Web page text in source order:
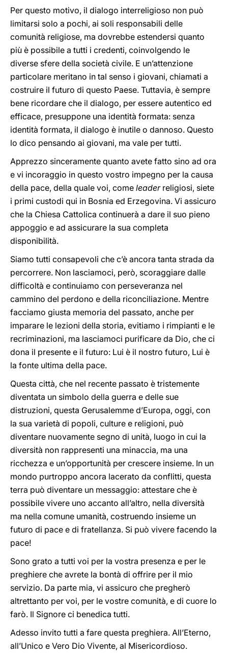
Per questo motivo, il dialogo interreligioso non può
limitarsi solo a pochi, ai soli responsabili delle
comunità religiose, ma dovrebbe estendersi quanto
più è possibile a tutti i credenti, coinvolgendo le
diverse sfere della società civile. E un’attenzione
particolare meritano in tal senso i giovani, chiamati a
costruire il futuro di questo Paese. Tuttavia, è sempre
bene ricordare che il dialogo, per essere autentico ed
efficace, presuppone una identità formata: senza
identità formata, il dialogo è inutile o dannoso. Questo
lo dico pensando ai giovani, ma vale per tutti.
Apprezzo sinceramente quanto avete fatto sino ad ora
e vi incoraggio in questo vostro impegno per la causa
della pace, della quale voi, come leaderreligiosi, siete
i primi custodi qui in Bosnia ed Erzegovina. Vi assicuro
che la Chiesa Cattolica continuerà a dare il suo pieno
appoggio e ad assicurare la sua completa
disponibilità.
Siamo tutti consapevoli che c’è ancora tanta strada da
percorrere. Non lasciamoci, però, scoraggiare dalle
difficoltà e continuiamo con perseveranza nel
cammino del perdono e della riconciliazione. Mentre
facciamo giusta memoria del passato, anche per
imparare le lezioni della storia, evitiamo i rimpianti e le
recriminazioni, ma lasciamoci purificare da Dio, che ci
dona il presente e il futuro: Lui è il nostro futuro, Lui è
la fonte ultima della pace.
Questa città, che nel recente passato è tristemente
diventata un simbolo della guerra e delle sue
distruzioni, questa Gerusalemme d’Europa, oggi, con
la sua varietà di popoli, culture e religioni, può
diventare nuovamente segno di unità, luogo in cui la
diversità non rappresenti una minaccia, ma una
ricchezza e un’opportunità per crescere insieme. In un
mondo purtroppo ancora lacerato da conflitti, questa
terra può diventare un messaggio: attestare che è
possibile vivere uno accanto all’altro, nella diversità
ma nella comune umanità, costruendo insieme un
futuro di pace e di fratellanza. Si può vivere facendo la
pace!
Sono grato a tutti voi per la vostra presenza e per le
preghiere che avrete la bontà di offrire per il mio
servizio. Da parte mia, vi assicuro che pregherò
altrettanto per voi, per le vostre comunità, e di cuore lo
farò. Il Signore ci benedica tutti.
Adesso invito tutti a fare questa preghiera. All’Eterno,
all’Unico e Vero Dio Vivente, al Misericordioso.